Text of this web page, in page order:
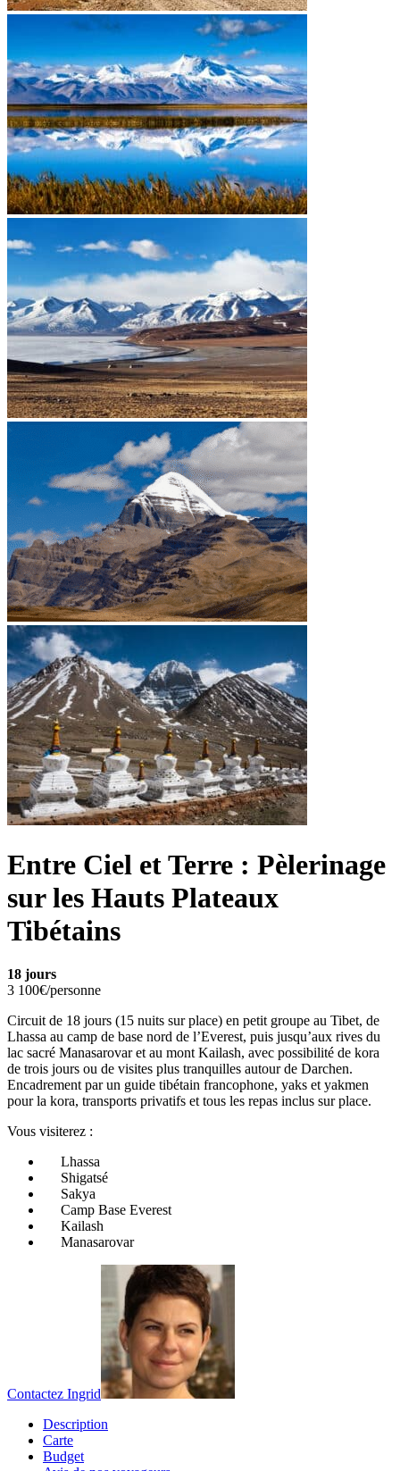
Entre Ciel et Terre : Pèlerinage
sur les Hauts Plateaux
Tibétains
18 jours
3 100€/personne
Circuit de 18 jours (15 nuits sur place) en petit groupe au Tibet, de
Lhassa au camp de base nord de l’Everest, puis jusqu’aux rives du
lac sacré Manasarovar et au mont Kailash, avec possibilité de kora
de trois jours ou de visites plus tranquilles autour de Darchen.
Encadrement par un guide tibétain francophone, yaks et yakmen
pour la kora, transports privatifs et tous les repas inclus sur place.
Vous visiterez :
Lhassa
Shigatsé
Sakya
Camp Base Everest
Kailash
Manasarovar
Contactez Ingrid
Description
Carte
Budget